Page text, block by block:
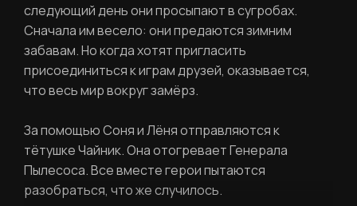
следующий день они просыпают в сугробах.
Сначала им весело: они предаются зимним
забавам. Но когда хотят пригласить
присоединиться к играм друзей, оказывается,
что весь мир вокруг замёрз.
За помощью Соня и Лёня отправляются к
тётушке Чайник. Она отогревает Генерала
Пылесоса. Все вместе герои пытаются
разобраться, что же случилось.
ЛИЧНЫЙ КАБИНЕТ
Ваш email
Пароль
Фамилия